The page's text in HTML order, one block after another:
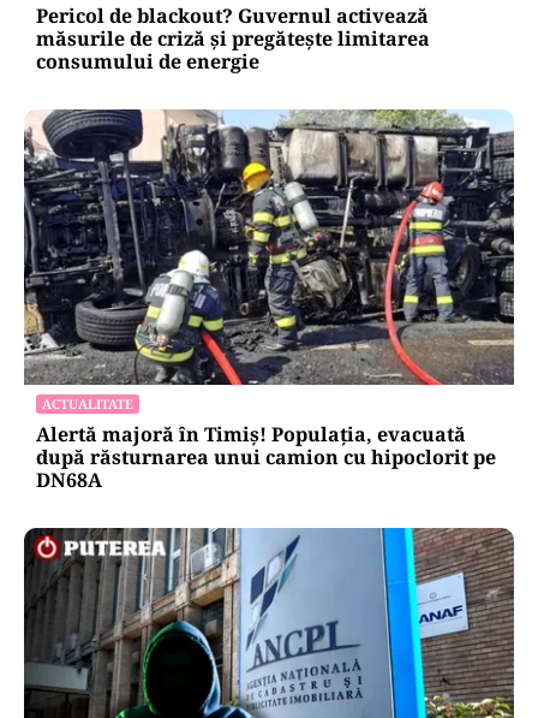
Pericol de blackout? Guvernul activează
măsurile de criză și pregătește limitarea
consumului de energie
ACTUALITATE
Alertă majoră în Timiș! Populația, evacuată
după răsturnarea unui camion cu hipoclorit pe
DN68A